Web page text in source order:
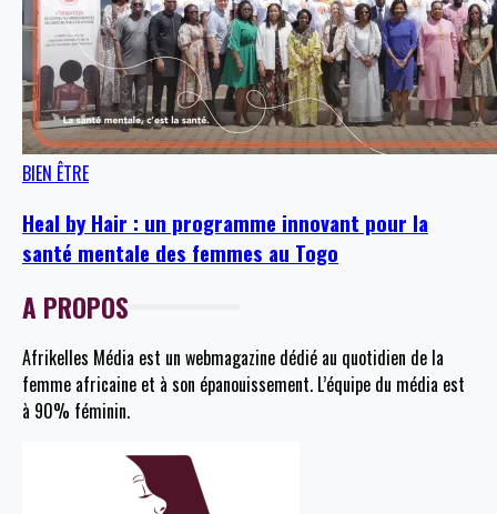
BIEN ÊTRE
Heal by Hair : un programme innovant pour la
santé mentale des femmes au Togo
A PROPOS
Afrikelles Média est un webmagazine dédié au quotidien de la
femme africaine et à son épanouissement. L’équipe du média est
à 90% féminin.